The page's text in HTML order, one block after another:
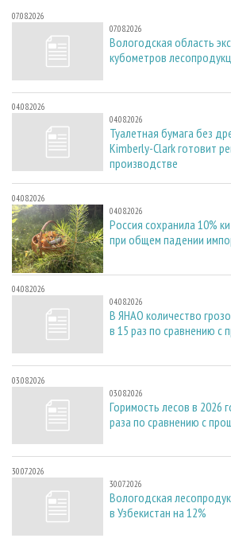
07.08.2026
07.08.2026
Вологодская область
кубометров
04.08.2026
04.08.2026
Туалетная бумага без
Kimberly-Clark готовит
производстве
04.08.2026
04.08.2026
Россия сохранила 10%
при общем падении
04.08.2026
04.08.2026
В ЯНАО количество
в 15 раз по сравнению с
03.08.2026
03.08.2026
Горимость лесов в 2026
раза по сравнению с
30.07.2026
30.07.2026
Вологодская
в Узбекистан на 12%